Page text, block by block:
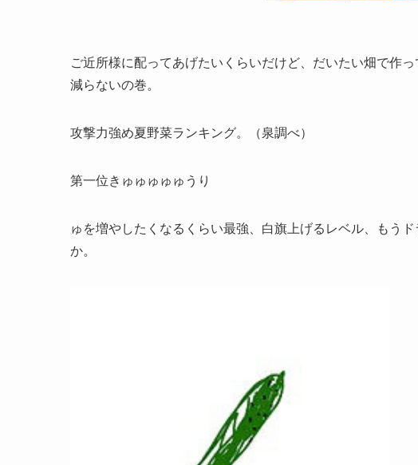
ご近所様に配ってあげたいくらいだけど、だいたい畑で作
減らないの巻。
攻撃力強め夏野菜ランキング。（泉調べ）
第一位きゅゅゅゅゅうり
ゅを増やしたくなるくらい最強、白旗上げるレベル、もう
か。